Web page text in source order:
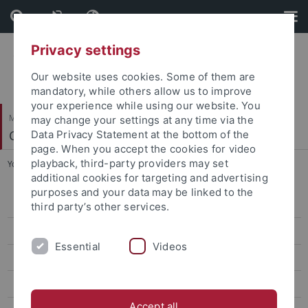
Skip
to
content
Skip
to
footer
Mathematisch-Naturwissenschaftliche Fakultät
Chemisches Zentralinstitut
You are here: Startseite ... Sonderabfallentsorgung
Chemikalienversorgung
Trockeneis - Informationen Bestellung und Versand
Privacy settings
Our website uses cookies. Some of them are
mandatory, while others allow us to improve
your experience while using our website. You
may change your settings at any time via the
Data Privacy Statement at the bottom of the
page. When you accept the cookies for video
playback, third-party providers may set
additional cookies for targeting and advertising
purposes and your data may be linked to the
third party’s other services.
Essential Videos